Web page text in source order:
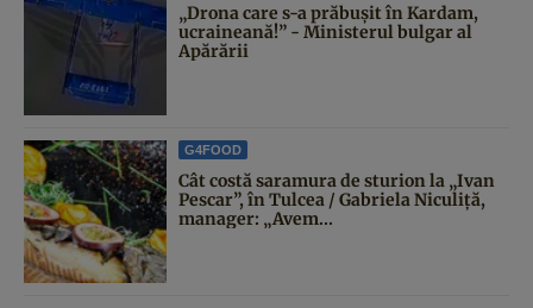
„Drona care s-a prăbușit în Kardam,
ucraineană!” - Ministerul bulgar al
Apărării
G4FOOD
Cât costă saramura de sturion la „Ivan
Pescar”, în Tulcea / Gabriela Niculiță,
manager: „Avem...